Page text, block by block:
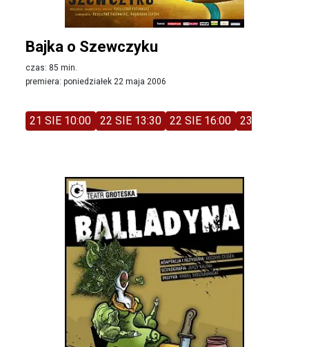
Bajka o Szewczyku
czas: 85 min.
premiera: poniedziałek 22 maja 2006
21 SIE 10:00 22 SIE 13:30 22 SIE 16:00 23 SIE 11:00